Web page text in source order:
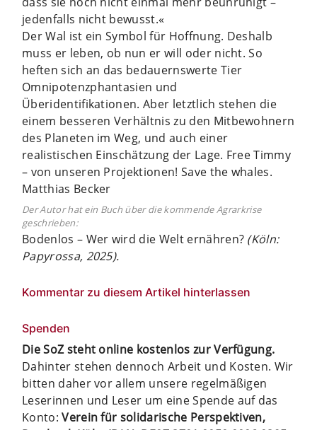
jedenfalls nicht bewusst.«
Der Wal ist ein Symbol für Hoffnung. Deshalb
muss er leben, ob nun er will oder nicht. So
heften sich an das bedauernswerte Tier
Omnipotenzphantasien und
Überidentifikationen. Aber letztlich stehen die
einem besseren Verhältnis zu den Mitbewohnern
des Planeten im Weg, und auch einer
realistischen Einschätzung der Lage. Free Timmy
– von unseren Projektionen! Save the whales.
Matthias Becker
Der Autor hat ein Buch über die kommende Agrarkrise
geschrieben:
Bodenlos – Wer wird die Welt ernähren? (Köln:
Papyrossa, 2025).
Kommentar zu diesem Artikel hinterlassen
Spenden
Die SoZ steht online kostenlos zur Verfügung.
Dahinter stehen dennoch Arbeit und Kosten. Wir
bitten daher vor allem unsere regelmäßigen
Leserinnen und Leser um eine Spende auf das
Konto:Verein für solidarische Perspektiven,